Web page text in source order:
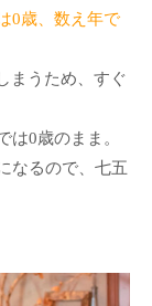
0歳、数え年で
まうため、すぐ
は0歳のまま。
なるので、七五